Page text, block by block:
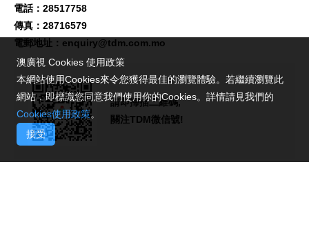
電話：28517758
傳真：28716579
電郵地址： enquiry@tdm.com.mo
請即掃描二維碼,
關注TDM微信號!
澳廣視 Cookies 使用政策
本網站使用Cookies來令您獲得最佳的瀏覽體驗。若繼續瀏覽此
網站，即標識您同意我們使用你的Cookies。詳情請見我們的
Cookies使用政策。
接受